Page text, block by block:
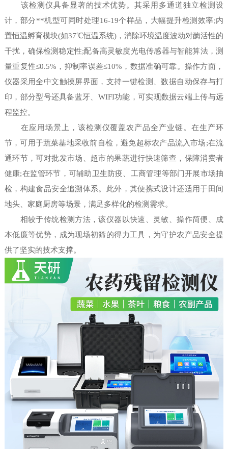
该检测仪具备显著的技术优势。其采用多通道独立检测设
计，部分**机型可同时处理16-19个样品，大幅提升检测效率;内
置恒温孵育模块(如37℃恒温系统)，消除环境温度波动对酶活性的
干扰，确保检测稳定性;配备高灵敏度光电传感器与智能算法，测
量重复性≤0.5%，抑制率误差≤10%，数据准确可靠。操作方面，
仪器采用全中文触摸屏界面，支持一键检测、数据自动保存与打
印，部分型号还具备蓝牙、WIFI功能，可实现数据云端上传与远
程监控。
在应用场景上，该检测仪覆盖农产品全产业链。在生产环
节，可用于蔬菜基地采收前自检，避免超标农产品流入市场;在流
通环节，可对批发市场、超市的果蔬进行快速筛查，保障消费者
健康;在监管环节，可辅助卫生防疫、工商管理等部门开展市场抽
检，构建食品安全追溯体系。此外，其便携式设计还适用于田间
地头、家庭厨房等场景，满足多样化的检测需求。
相较于传统检测方法，该仪器以快速、灵敏、操作简便、成
本低廉等优势，成为现场初筛的得力工具，为守护农产品安全提
供了坚实的技术支撑。